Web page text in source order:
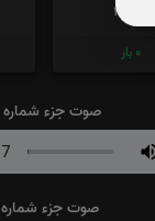
0 بار
صوت جزء شماره 3
صوت جزء شماره 6